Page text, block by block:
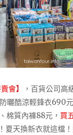
會】
，百貨公司高
曬酷涼輕鋒衣690
棉質內褲88元， 買
！夏天換新衣就這檔